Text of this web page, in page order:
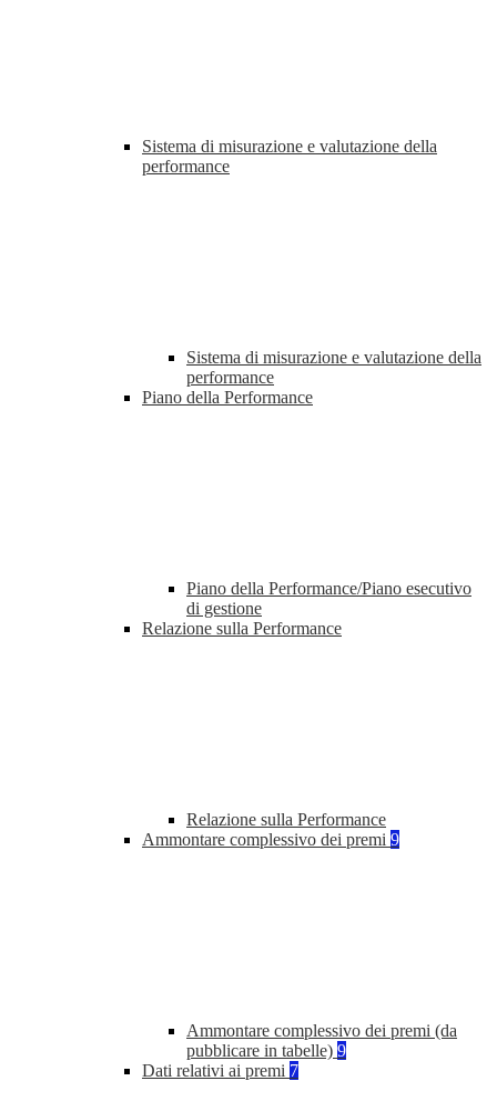
Sistema di misurazione e valutazione della
performance
Sistema di misurazione e valutazione della
performance
Piano della Performance
Piano della Performance/Piano esecutivo
di gestione
Relazione sulla Performance
Relazione sulla Performance
Ammontare complessivo dei premi 9
Ammontare complessivo dei premi (da
pubblicare in tabelle) 9
Dati relativi ai premi 7